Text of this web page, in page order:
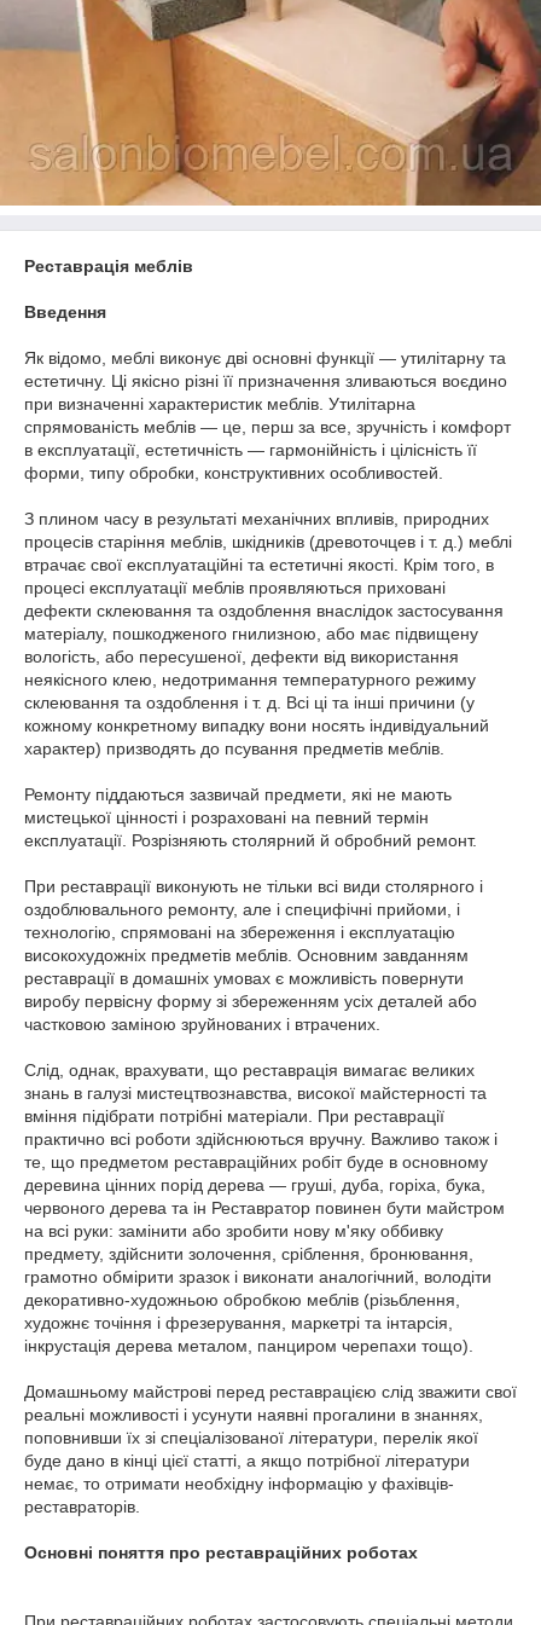
Реставрація меблів
Введення
Як відомо, меблі виконує дві основні функції — утилітарну та
естетичну. Ці якісно різні її призначення зливаються воєдино
при визначенні характеристик меблів. Утилітарна
спрямованість меблів — це, перш за все, зручність і комфорт
в експлуатації, естетичність — гармонійність і цілісність її
форми, типу обробки, конструктивних особливостей.
З плином часу в результаті механічних впливів, природних
процесів старіння меблів, шкідників (древоточцев і т. д.) меблі
втрачає свої експлуатаційні та естетичні якості. Крім того, в
процесі експлуатації меблів проявляються приховані
дефекти склеювання та оздоблення внаслідок застосування
матеріалу, пошкодженого гнилизною, або має підвищену
вологість, або пересушеної, дефекти від використання
неякісного клею, недотримання температурного режиму
склеювання та оздоблення і т. д. Всі ці та інші причини (у
кожному конкретному випадку вони носять індивідуальний
характер) призводять до псування предметів меблів.
Ремонту піддаються зазвичай предмети, які не мають
мистецької цінності і розраховані на певний термін
експлуатації. Розрізняють столярний й обробний ремонт.
При реставрації виконують не тільки всі види столярного і
оздоблювального ремонту, але і специфічні прийоми, і
технологію, спрямовані на збереження і експлуатацію
високохудожніх предметів меблів. Основним завданням
реставрації в домашніх умовах є можливість повернути
виробу первісну форму зі збереженням усіх деталей або
частковою заміною зруйнованих і втрачених.
Слід, однак, врахувати, що реставрація вимагає великих
знань в галузі мистецтвознавства, високої майстерності та
вміння підібрати потрібні матеріали. При реставрації
практично всі роботи здійснюються вручну. Важливо також і
те, що предметом реставраційних робіт буде в основному
деревина цінних порід дерева — груші, дуба, горіха, бука,
червоного дерева та ін Реставратор повинен бути майстром
на всі руки: замінити або зробити нову м'яку оббивку
предмету, здійснити золочення, сріблення, бронювання,
грамотно обмірити зразок і виконати аналогічний, володіти
декоративно-художньою обробкою меблів (різьблення,
художнє точіння і фрезерування, маркетрі та інтарсія,
інкрустація дерева металом, панциром черепахи тощо).
Домашньому майстрові перед реставрацією слід зважити свої
реальні можливості і усунути наявні прогалини в знаннях,
поповнивши їх зі спеціалізованої літератури, перелік якої
буде дано в кінці цієї статті, а якщо потрібної літератури
немає, то отримати необхідну інформацію у фахівців-
реставраторів.
Основні поняття про реставраційних роботах